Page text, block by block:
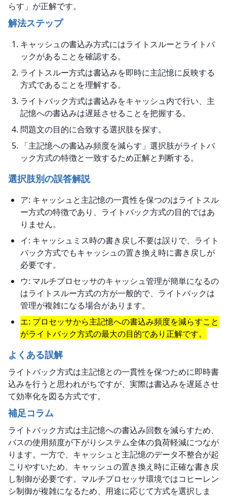
らす」が正解です。
解法ステップ
キャッシュの書込み方式にはライトスルーとライトバ
ックがあることを確認する。
ライトスルー方式は書込みを即時に主記憶に反映する
方式であることを理解する。
ライトバック方式は書込みをキャッシュ内で行い、主
記憶への書込みは遅延させることを把握する。
問題文の目的に合致する選択肢を探す。
「主記憶への書込み頻度を減らす」選択肢がライトバ
ック方式の特徴と一致するため正解と判断する。
選択肢別の誤答解説
ア: キャッシュと主記憶の一貫性を保つのはライトスル
ー方式の特徴であり、ライトバック方式の目的ではあ
りません。
イ: キャッシュミス時の書き戻し不要は誤りで、ライト
バック方式でもキャッシュの置き換え時に書き戻しが
必要です。
ウ: マルチプロセッサのキャッシュ管理が簡単になるの
はライトスルー方式の方が一般的で、ライトバックは
管理が複雑になる場合があります。
エ: プロセッサから主記憶への書込み頻度を減らすこと
がライトバック方式の最大の目的であり正解です。
よくある誤解
ライトバック方式は主記憶との一貫性を保つために即時書
込みを行うと思われがちですが、実際は書込みを遅延させ
て効率化を図る方式です。
補足コラム
ライトバック方式は主記憶への書込み回数を減らすため、
バスの使用頻度が下がりシステム全体の負荷軽減につなが
ります。一方で、キャッシュと主記憶のデータ不整合が起
こりやすいため、キャッシュの置き換え時に正確な書き戻
し制御が必要です。マルチプロセッサ環境ではコヒーレン
シ制御が複雑になるため、用途に応じて方式を選択しま